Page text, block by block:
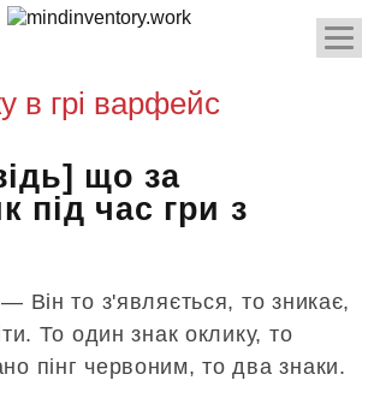
в грі варфейс
що за
під час гри з
Він то з'являється, то зникає,
То один знак оклику, то
пінг червоним, то два знаки.